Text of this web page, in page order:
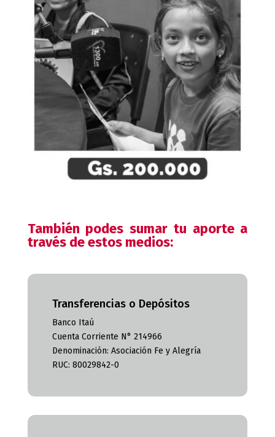
También podes sumar tu aporte a
través de estos medios:
Transferencias o Depósitos
Banco Itaú
Cuenta Corriente N° 214966
Denominación: Asociación Fe y Alegría
RUC: 80029842-0